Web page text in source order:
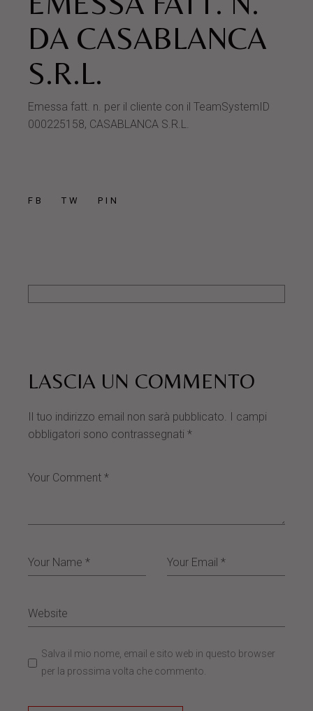
DA CASABLANCA
S.R.L.
Emessa fatt. n. per il cliente con il TeamSystemID
000225158, CASABLANCA S.R.L.
FB TW PIN
LASCIA UN COMMENTO
Il tuo indirizzo email non sarà pubblicato. I campi
obbligatori sono contrassegnati*
Salva il mio nome, email e sito web in questo browser
per la prossima volta che commento.